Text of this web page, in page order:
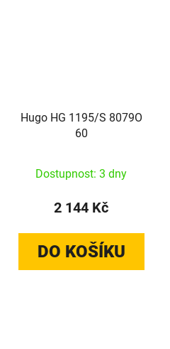
Hugo HG 1195/S 8079O
60
Dostupnost: 3 dny
2 144 Kč
DO KOŠÍKU